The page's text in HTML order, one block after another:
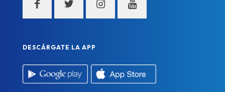
DESCÁRGATE LA APP